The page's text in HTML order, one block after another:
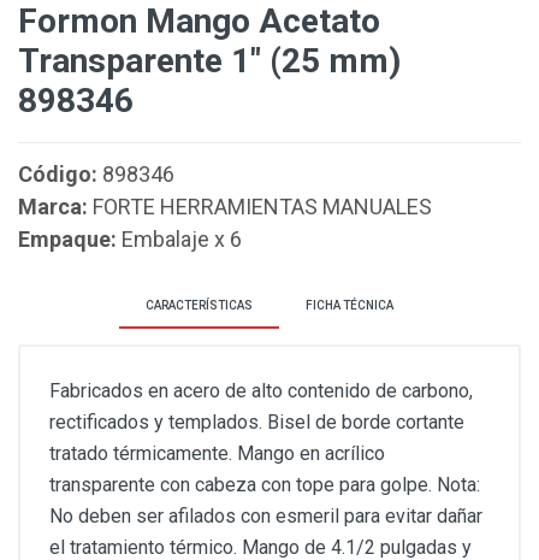
Formon Mango Acetato
Transparente 1" (25 mm)
898346
Código: 898346
Marca: FORTE HERRAMIENTAS MANUALES
Empaque: Embalaje x 6
CARACTERÍSTICAS FICHA TÉCNICA
Fabricados en acero de alto contenido de carbono,
rectificados y templados. Bisel de borde cortante
tratado térmicamente. Mango en acrílico
transparente con cabeza con tope para golpe. Nota:
No deben ser afilados con esmeril para evitar dañar
el tratamiento térmico. Mango de 4.1/2 pulgadas y